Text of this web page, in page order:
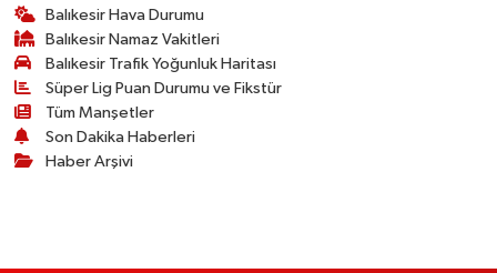
Balıkesir Hava Durumu
Balıkesir Namaz Vakitleri
Balıkesir Trafik Yoğunluk Haritası
Süper Lig Puan Durumu ve Fikstür
Tüm Manşetler
Son Dakika Haberleri
Haber Arşivi